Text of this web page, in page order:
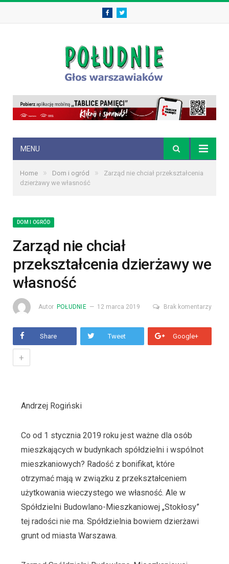
FacebookTwitter
MENU
Home » Dom i ogród »
Zarząd nie chciał przekształcenia
dzierżawy we własność
DOM I OGRÓD
Zarząd nie chciał
przekształcenia dzierżawy we
własność
Autor POŁUDNIE 12 marca 2019 Brak komentarzy
Share Tweet Google+
+
Andrzej Rogiński
Co od 1 stycznia 2019 roku jest ważne dla osób
mieszkających w budynkach spółdzielni i wspólnot
mieszkaniowych? Radość z bonifikat, które
otrzymać mają w związku z przekształceniem
użytkowania wieczystego we własność. Ale w
Spółdzielni Budowlano-Mieszkaniowej „Stokłosy”
tej radości nie ma. Spółdzielnia bowiem dzierżawi
grunt od miasta Warszawa.